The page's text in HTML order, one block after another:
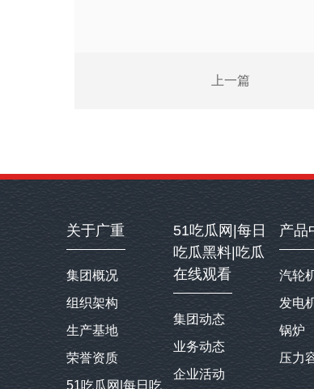
上一篇
关于广重
集团概况
组织架构
生产基地
荣誉资质
51吃瓜网|每日吃
51吃瓜网|每日
吃瓜黑料|吃瓜
在线观看
集团动态
业务动态
企业活动
产品
汽轮
发电
锅炉
压力